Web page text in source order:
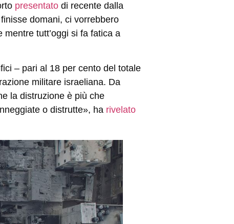
presentato di recente dalla
domani, ci vorrebbero
tutt’oggi si fa fatica a
– pari al 18 per cento del totale
militare israeliana. Da
la distruzione è più che
o distrutte», ha rivelato